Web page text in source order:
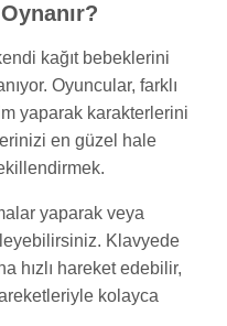
kağıt bebeklerini
Oyuncular, farklı
yaparak karakterlerini
en güzel hale
yaparak veya
Klavyede
hızlı hareket edebilir,
kolayca